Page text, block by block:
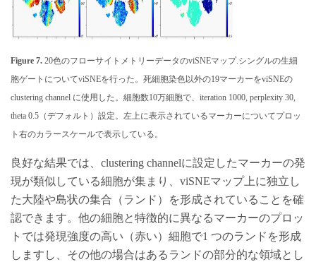
Figure 7. 20色のフローサイトメトリーデータのviSNEマップ.シングルの生細
胞ゲートについてviSNEを行った。死細胞染色以外の19マーカーをviSNEの
clustering channel に使用した。細胞数10万細胞で、iteration 1000, perplexity 30,
theta 0.5（デフォルト）設定。左上に表示されているマーカーについてプロッ
ト右のカラースケールで表示している。
良好な結果では、clustering channelに設定したマーカーの発
現が類似している細胞が集まり、viSNEマップ上に独立し
た大陸や島状の集合（ランド）を形成されていることを確
認できます。他の細胞と特徴的に異なるマーカーのプロッ
トでは発現強度の高い（赤い）細胞で1 つのランドを形成
しますし、その他の場合はあるランドの部分的な領域とし